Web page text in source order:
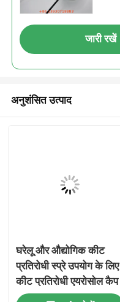
जारी रखें
अनुशंसित उत्पाद
घरेलू और औद्योगिक कीट
प्रतिरोधी स्प्रे उपयोग के लिए
कीट प्रतिरोधी एयरोसोल कैप
मानक 65 मिमी कैलिबर